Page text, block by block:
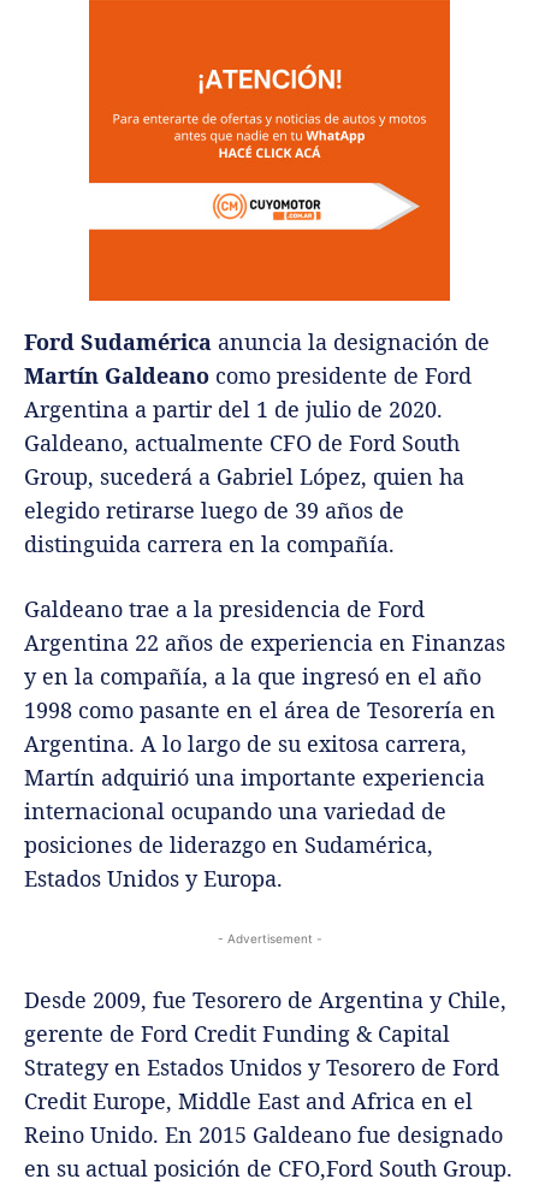
Ford Sudamérica anuncia la designación de
Martín Galdeano como presidente de Ford
Argentina a partir del 1 de julio de 2020.
Galdeano, actualmente CFO de Ford South
Group, sucederá a Gabriel López, quien ha
elegido retirarse luego de 39 años de
distinguida carrera en la compañía.
Galdeano trae a la presidencia de Ford
Argentina 22 años de experiencia en Finanzas
y en la compañía, a la que ingresó en el año
1998 como pasante en el área de Tesorería en
Argentina. A lo largo de su exitosa carrera,
Martín adquirió una importante experiencia
internacional ocupando una variedad de
posiciones de liderazgo en Sudamérica,
Estados Unidos y Europa.
- Advertisement -
Desde 2009, fue Tesorero de Argentina y Chile,
gerente de Ford Credit Funding & Capital
Strategy en Estados Unidos y Tesorero de Ford
Credit Europe, Middle East and Africa en el
Reino Unido. En 2015 Galdeano fue designado
en su actual posición de CFO,Ford South Group.